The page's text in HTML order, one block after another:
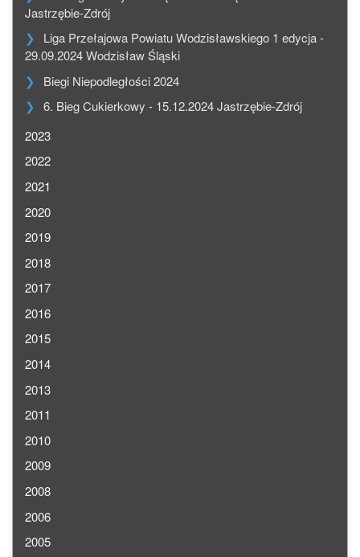
Jastrzębie-Zdrój
Liga Przełajowa Powiatu Wodzisławskiego 1 edycja -
29.09.2024 Wodzisław Śląski
Biegi Niepodległości 2024
6. Bieg Cukierkowy - 15.12.2024 Jastrzębie-Zdrój
2023
2022
2021
2020
2019
2018
2017
2016
2015
2014
2013
2011
2010
2009
2008
2006
2005